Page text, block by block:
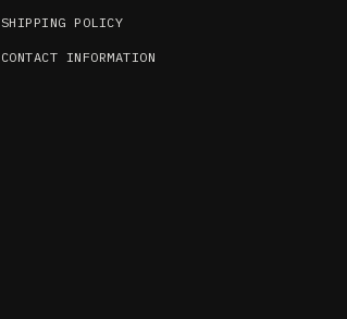
SHIPPING POLICY
CONTACT INFORMATION